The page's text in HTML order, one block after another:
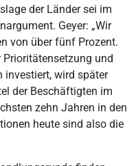
der Länder sei im
Geyer: „Wir
von über fünf Prozent.
und
investiert, wird später
der Beschäftigten im
zehn Jahren in den
heute sind also die